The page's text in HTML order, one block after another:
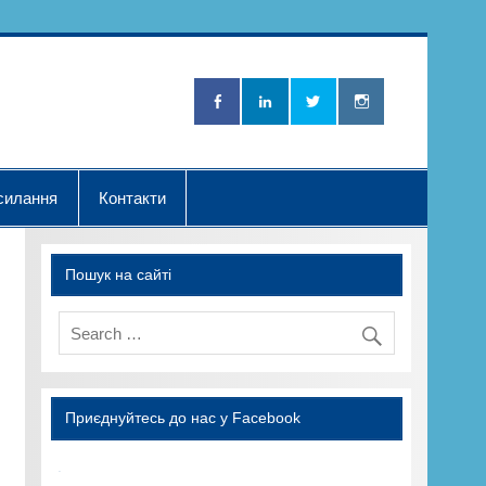
Хвилька"
Контакти
Пошук на сайті
Приєднуйтесь до нас у Facebook